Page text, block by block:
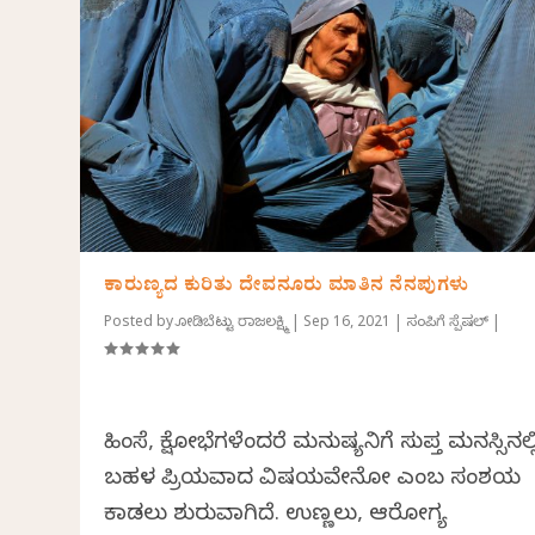
ಕಾರುಣ್ಯದ ಕುರಿತು ದೇವನೂರು ಮಾತಿನ ನೆನಪುಗಳು
Posted byಕೋಡಿಬೆಟ್ಟು ರಾಜಲಕ್ಷ್ಮಿ| Sep 16, 2021 ಸಂಪಿಗೆ ಸ್ಪೆಷಲ್
ಹಿಂಸೆ, ಕ್ಷೋಭೆಗಳೆಂದರೆ ಮನುಷ್ಯನಿಗೆ ಸುಪ್ತ
ಬಹಳ ಪ್ರಿಯವಾದ ವಿಷಯವೇನೋ ಎಂಬ ಸಂಶಯ
ಕಾಡಲು ಶುರುವಾಗಿದೆ. ಉಣ್ಣಲು, ಆರೋಗ್ಯ